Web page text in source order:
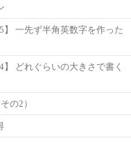
一先ず半角英数字を作った
どれぐらいの大きさで書く
の2）